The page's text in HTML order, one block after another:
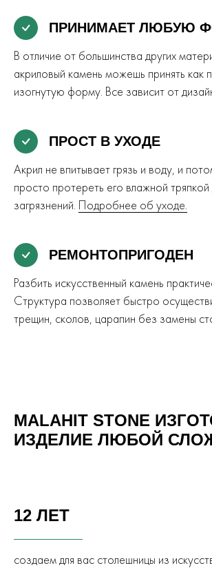
ПРИНИМАЕТ ЛЮБУЮ
В отличие от большинства других
акриловый камень можешь принять как
изогнутую форму. Все зависит от
ПРОСТ В УХОДЕ
Акрил не впитывает грязь и воду, и
просто протереть его влажной тряпкой
загрязнений.
Подробнее об уходе.
РЕМОНТОПРИГОДЕН
Разбить искусственный камень
Структура позволяет быстро
трещин, сколов, царапин без замены
MALAHIT STONE
ИЗДЕЛИЕ ЛЮБОЙ
12 ЛЕТ
создаем для вас столешницы из